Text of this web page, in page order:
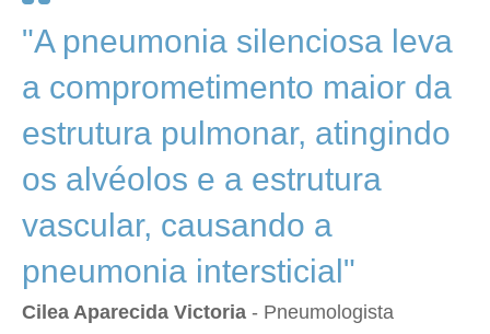
"A pneumonia silenciosa leva
a comprometimento maior da
estrutura pulmonar, atingindo
os alvéolos e a estrutura
vascular, causando a
pneumonia intersticial"
Cilea Aparecida Victoria - Pneumologista